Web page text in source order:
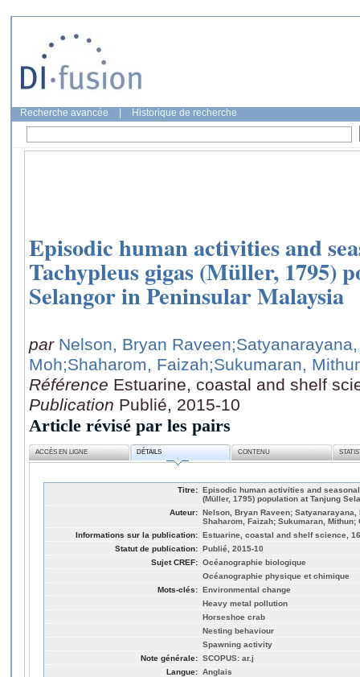
Recherche avancée Historique de recherche
Episodic human activities and
Tachypleus gigas (Müller, 1795)
Selangor in Peninsular Malaysia
par Nelson, Bryan Raveen
Moh;Shaharom, Faizah;Sukumaran,
Référence Estuarine, coastal and shelf
Publication Publié, 2015-10
Article révisé par les pairs
ACCÈS EN LIGNE DÉTAILS CONTENU
Titre: Episodic human activities and
(Müller, 1795) population at Tanjung
Auteur: Nelson, Bryan Raveen;
Shaharom, Faizah; Sukumaran, Mithun;
Informations sur la publication: Estuarine, coastal and shelf science,
Statut de publication: Publié, 2015-10
Sujet CREF: Océanographie biologique
Océanographie physique et chimique
Mots-clés: Environmental change
Heavy metal pollution
Horseshoe crab
Nesting behaviour
Spawning activity
Note générale: SCOPUS: ar.j
Langue: Anglais